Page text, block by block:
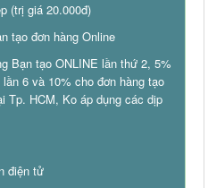
(trị giá 20.000đ)
tạo đơn hàng Online
Bạn tạo ONLINE lần thứ 2, 5%
6 và 10% cho đơn hàng tạo
Tp. HCM, Ko áp dụng các dịp
điện tử